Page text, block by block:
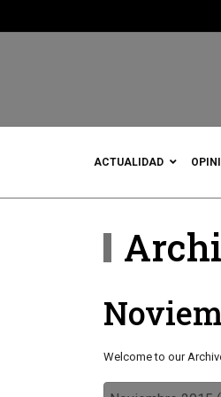
ACTUALIDAD
Welcome to our